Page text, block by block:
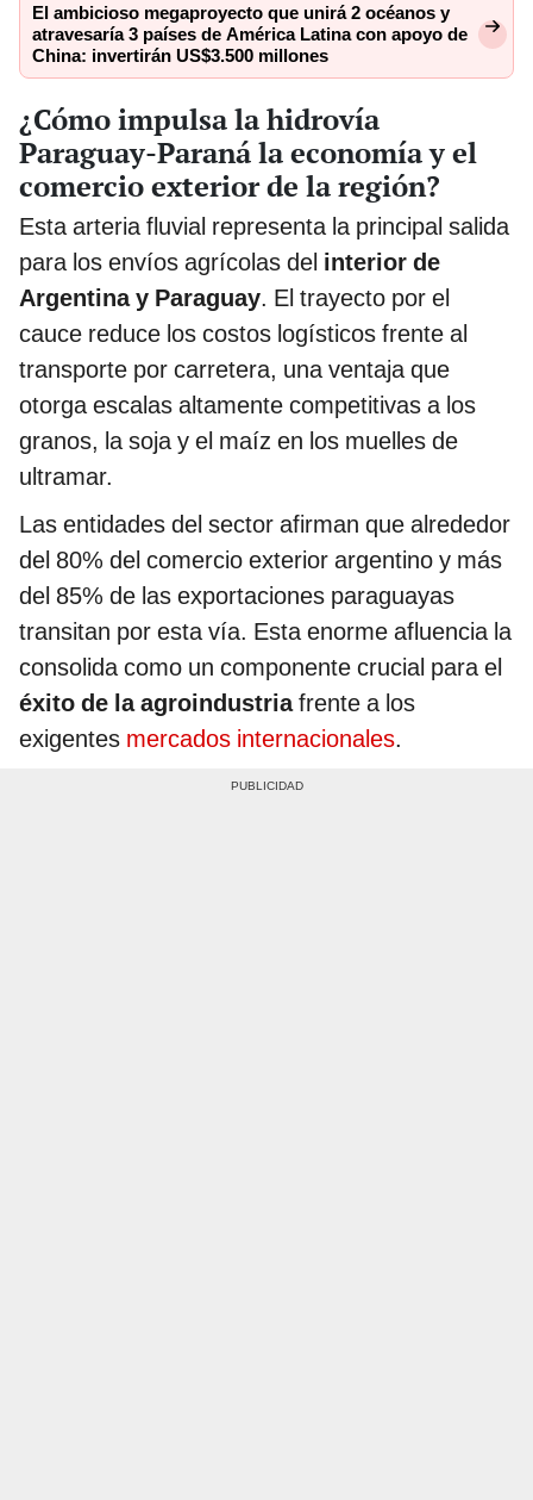
El ambicioso megaproyecto que unirá 2 océanos y
atravesaría 3 países de América Latina con apoyo de
China: invertirán US$3.500 millones
¿Cómo impulsa la hidrovía
Paraguay-Paraná la economía y el
comercio exterior de la región?
Esta arteria fluvial representa la principal salida
para los envíos agrícolas del interior de
Argentina y Paraguay. El trayecto por el
cauce reduce los costos logísticos frente al
transporte por carretera, una ventaja que
otorga escalas altamente competitivas a los
granos, la soja y el maíz en los muelles de
ultramar.
Las entidades del sector afirman que alrededor
del 80% del comercio exterior argentino y más
del 85% de las exportaciones paraguayas
transitan por esta vía. Esta enorme afluencia la
consolida como un componente crucial para el
éxito de la agroindustriafrente a los
exigentes mercados internacionales.